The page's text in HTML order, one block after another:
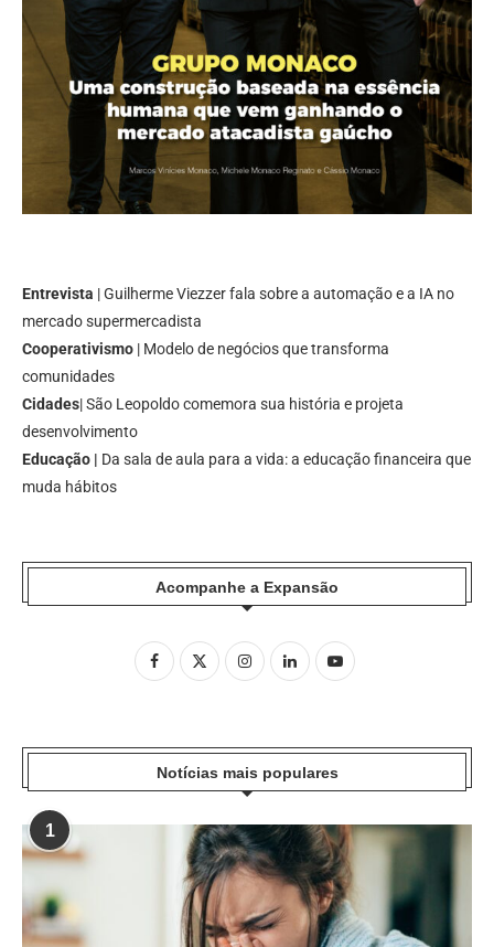
Entrevista | Guilherme Viezzer fala sobre a automação e a IA no
mercado supermercadista
Cooperativismo | Modelo de negócios que transforma
comunidades
Cidades| São Leopoldo comemora sua história e projeta
desenvolvimento
Educação | Da sala de aula para a vida: a educação financeira que
muda hábitos
Acompanhe a Expansão
Notícias mais populares
1